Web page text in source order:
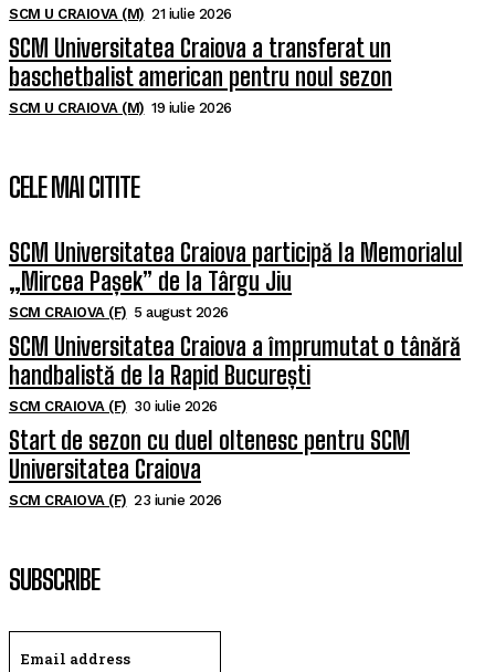
SCM U CRAIOVA (M) 21 iulie 2026
SCM Universitatea Craiova a transferat un
baschetbalist american pentru noul sezon
SCM U CRAIOVA (M) 19 iulie 2026
CELE MAI CITITE
SCM Universitatea Craiova participă la Memorialul
„Mircea Pașek” de la Târgu Jiu
SCM CRAIOVA (F) 5 august 2026
SCM Universitatea Craiova a împrumutat o tânără
handbalistă de la Rapid București
SCM CRAIOVA (F) 30 iulie 2026
Start de sezon cu duel oltenesc pentru SCM
Universitatea Craiova
SCM CRAIOVA (F) 23 iunie 2026
SUBSCRIBE